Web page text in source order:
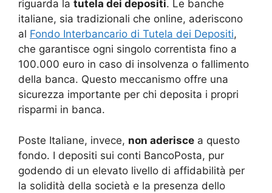
riguarda la tutela dei depositi. Le banche
italiane, sia tradizionali che online, aderiscono
al Fondo Interbancario di Tutela dei Depositi,
che garantisce ogni singolo correntista fino a
100.000 euro in caso di insolvenza o fallimento
della banca. Questo meccanismo offre una
sicurezza importante per chi deposita i propri
risparmi in banca.
Poste Italiane, invece, non aderisce a questo
fondo. I depositi sui conti BancoPosta, pur
godendo di un elevato livello di affidabilità per
la solidità della società e la presenza dello